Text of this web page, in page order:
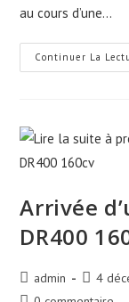
au cours d’une…
Continuer La
Arrivée
DR400
admin 4